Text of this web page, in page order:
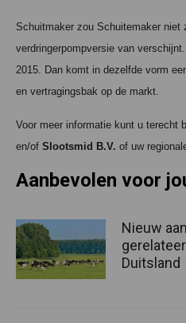
Schuitmaker zou Schuitemaker niet
verdringerpompversie van
2015. Dan komt in dezelfde vorm
en vertragingsbak op de markt.
Voor meer informatie kunt u terecht
en/of Slootsmid B.V. of uw
Aanbevolen voor
Nieuw
Duitsland